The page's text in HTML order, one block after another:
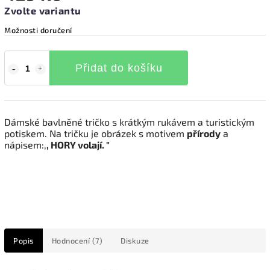
Zvolte variantu
Možnosti doručení
Přidat do košíku
Dámské bavlněné tričko s krátkým rukávem a turistickým
potiskem. Na tričku je obrázek s motivem přírody a
nápisem:,, HORY volají. "
Popis Hodnocení (7) Diskuze